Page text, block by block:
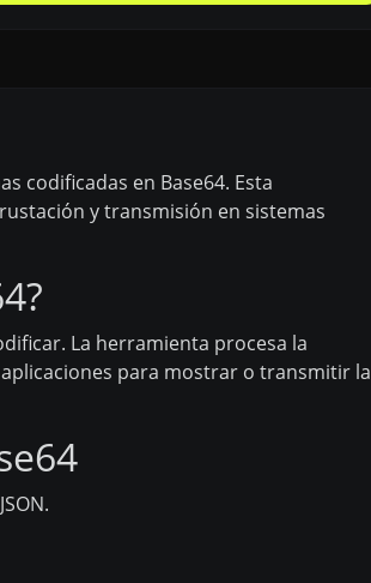
codificadas en Base64. Esta
y transmisión en sistemas
La herramienta procesa la
para mostrar o transmitir la